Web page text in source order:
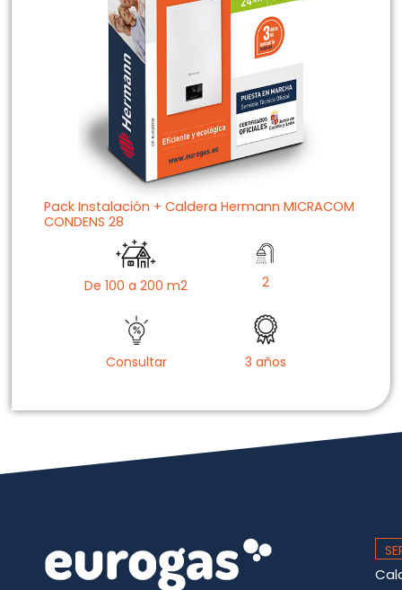
Pack Instalación + Caldera Hermann MICRACOM
CONDENS 28
De 100 a 200 m2 2
Consultar 3 años